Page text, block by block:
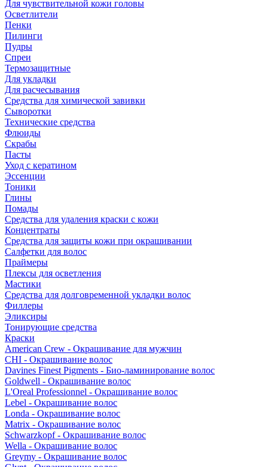
Для чувствительной кожи головы
Осветлители
Пенки
Пилинги
Пудры
Спреи
Термозащитные
Для укладки
Для расчесывания
Средства для химической завивки
Сыворотки
Технические средства
Флюиды
Скрабы
Пасты
Уход с кератином
Эссенции
Тоники
Глины
Помады
Средства для удаления краски с кожи
Концентраты
Средства для защиты кожи при окрашивании
Салфетки для волос
Праймеры
Плексы для осветления
Мастики
Средства для долговременной укладки волос
Филлеры
Эликсиры
Тонирующие средства
Краски
American Crew - Окрашивание для мужчин
CHI - Окрашивание волос
Davines Finest Pigments - Био-ламинирование волос
Goldwell - Окрашивание волос
L'Oreal Professionnel - Окрашивание волос
Lebel - Окрашивание волос
Londa - Окрашивание волос
Matrix - Окрашивание волос
Schwarzkopf - Окрашивание волос
Wella - Окрашивание волос
Greymy - Окрашивание волос